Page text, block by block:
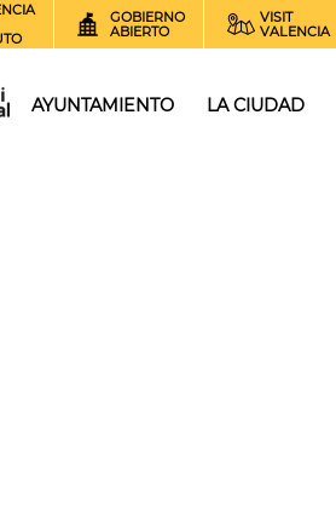
GOBIERNO
ABIERTO
VISIT
VALENCIA
AYUNTAMIENTO LA CIUDAD